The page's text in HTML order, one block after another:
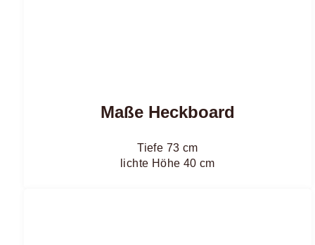
Maße Heckboard
Tiefe 73 cm
lichte Höhe 40 cm